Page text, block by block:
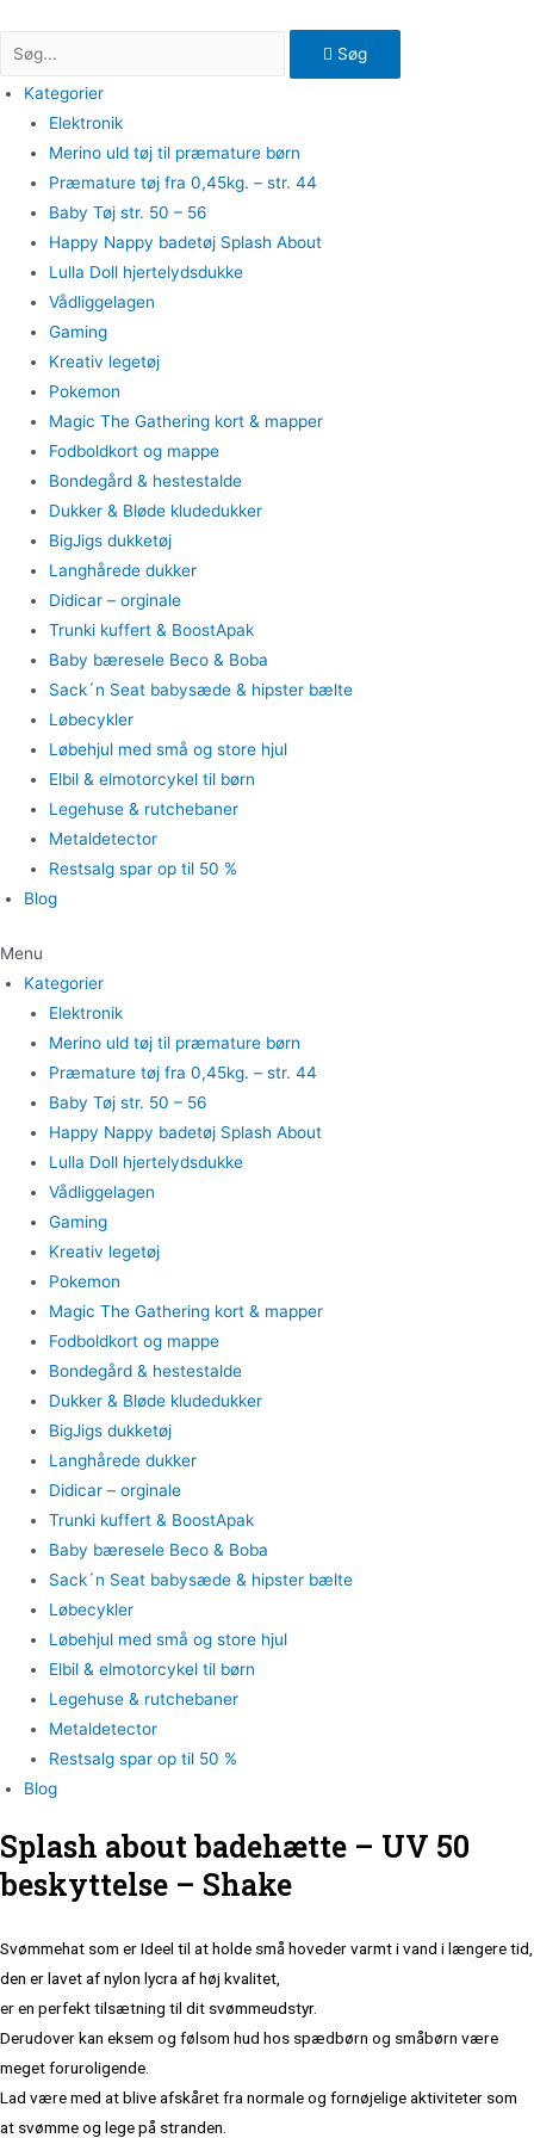
Søg
Kategorier
Elektronik
Merino uld tøj til præmature børn
Præmature tøj fra 0,45kg. – str. 44
Baby Tøj str. 50 – 56
Happy Nappy badetøj Splash About
Lulla Doll hjertelydsdukke
Vådliggelagen
Gaming
Kreativ legetøj
Pokemon
Magic The Gathering kort & mapper
Fodboldkort og mappe
Bondegård & hestestalde
Dukker & Bløde kludedukker
BigJigs dukketøj
Langhårede dukker
Didicar – orginale
Trunki kuffert & BoostApak
Baby bæresele Beco & Boba
Sack´n Seat babysæde & hipster bælte
Løbecykler
Løbehjul med små og store hjul
Elbil & elmotorcykel til børn
Legehuse & rutchebaner
Metaldetector
Restsalg spar op til 50 %
Blog
Menu
Kategorier
Elektronik
Merino uld tøj til præmature børn
Præmature tøj fra 0,45kg. – str. 44
Baby Tøj str. 50 – 56
Happy Nappy badetøj Splash About
Lulla Doll hjertelydsdukke
Vådliggelagen
Gaming
Kreativ legetøj
Pokemon
Magic The Gathering kort & mapper
Fodboldkort og mappe
Bondegård & hestestalde
Dukker & Bløde kludedukker
BigJigs dukketøj
Langhårede dukker
Didicar – orginale
Trunki kuffert & BoostApak
Baby bæresele Beco & Boba
Sack´n Seat babysæde & hipster bælte
Løbecykler
Løbehjul med små og store hjul
Elbil & elmotorcykel til børn
Legehuse & rutchebaner
Metaldetector
Restsalg spar op til 50 %
Blog
Splash about badehætte – UV 50
beskyttelse – Shake
Svømmehat som er Ideel til at holde små hoveder varmt i vand i længere tid,
den er lavet af nylon lycra af høj kvalitet,
er en perfekt tilsætning til dit svømmeudstyr.
Derudover kan eksem og følsom hud hos spædbørn og småbørn være
meget foruroligende.
Lad være med at blive afskåret fra normale og fornøjelige aktiviteter som
at svømme og lege på stranden.